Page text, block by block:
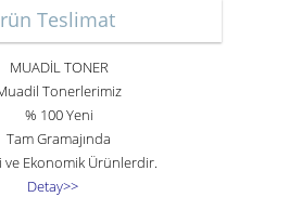
Teslimat
MUADİL TONER
Tonerlerimiz
% 100 Yeni
Tam Gramajında
ve Ekonomik Ürünlerdir.
Detay>>